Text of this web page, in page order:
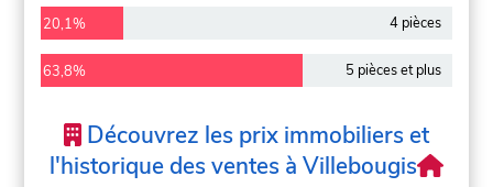
20,1% 4 pièces
63,8% 5 pièces et plus
Découvrez les prix immobiliers et
l'historique des ventes à Villebougis